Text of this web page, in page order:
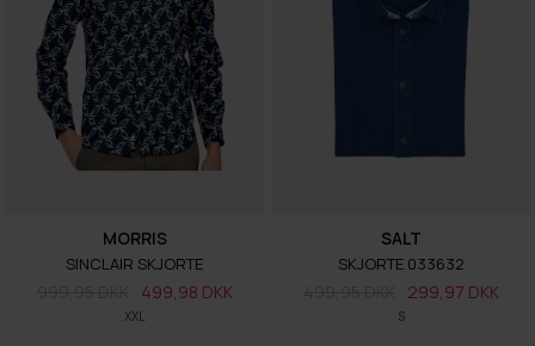
XXL
MORRIS
SINCLAIR SKJORTE
499,98 DKK
S
SALT
SKJORTE 033632
299,97 DKK